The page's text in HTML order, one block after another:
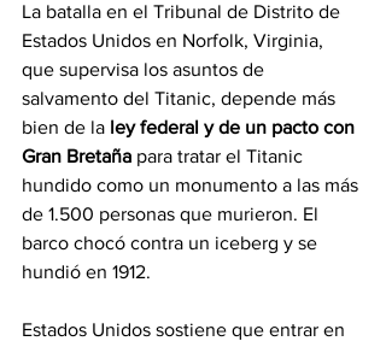
La batalla en el Tribunal de Distrito de
Estados Unidos en Norfolk, Virginia,
que supervisa los asuntos de
salvamento del Titanic, depende más
bien de la ley federal y de un pacto con
Gran Bretaña para tratar el Titanic
hundido como un monumento a las más
de 1.500 personas que murieron. El
barco chocó contra un iceberg y se
hundió en 1912.
Estados Unidos sostiene que entrar en